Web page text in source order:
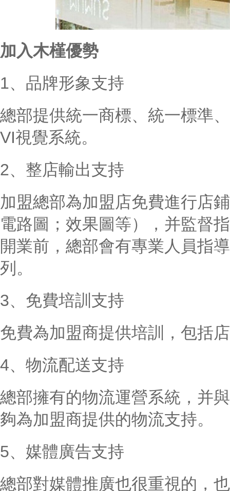
加入木槿優勢
1、品牌形象支持
總部提供統一商標、統一標準
VI視覺系統。
2、整店輸出支持
加盟總部為加盟店免費進行店
電路圖；效果圖等），并監督
開業前，總部會有專業人員指
列。
3、免費培訓支持
免費為加盟商提供培訓，包括
4、物流配送支持
總部擁有的物流運營系統，并
夠為加盟商提供的物流支持。
5、媒體廣告支持
總部對媒體推廣也很重視的，